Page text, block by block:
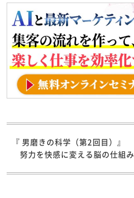
『 男磨きの科学（第2回目）』
努力を快感に変える脳の仕組み